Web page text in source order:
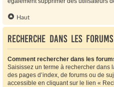
Haut
Recherche dans les forums
Comment rechercher dans les
Saisissez un terme à rechercher dans
des pages d’index, de forums ou de
accessible en cliquant sur le lien «